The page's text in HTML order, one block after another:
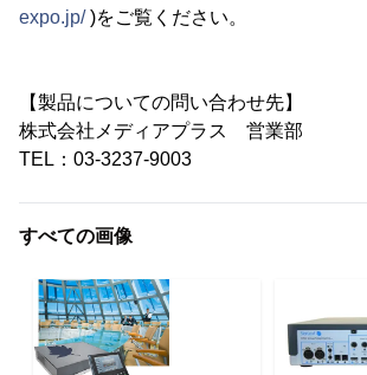
expo.jp/)をご覧ください。
【製品についての問い合わせ先】
株式会社メディアプラス 営業部
TEL：03-3237-9003
すべての画像